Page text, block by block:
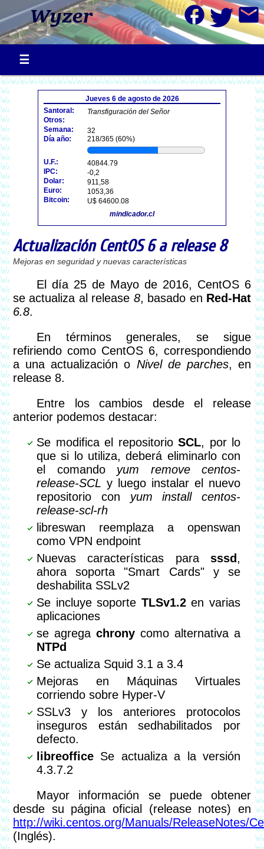
facebook mail
Jueves 6 de agosto de 2026
Santoral:
Transfiguración del Señor
Otros:
Semana:
32
Día año:
218/365 (60%)
U.F.:
40844.79
IPC:
-0,2
Dolar:
911,58
Euro:
1053,36
Bitcoin:
U$ 64600.08
mindicador.cl
Actualización CentOS 6 a release 8
Mejoras en seguridad y nuevas características
El día 25 de Mayo de 2016, CentOS 6
se actualiza al release 8, basado en Red-Hat
6.8.
En términos generales, se sigue
refiriendo como CentOS 6, correspondiendo
a una actualización o Nivel de parches, en
release 8.
Entre los cambios desde el release
anterior podemos destacar:
Se modifica el repositorio SCL, por lo
que si lo utiliza, deberá eliminarlo con
el comando yum remove centos-
release-SCL y luego instalar el nuevo
repositorio con yum install centos-
release-scl-rh
libreswan reemplaza a openswan
como VPN endpoint
Nuevas características para sssd,
ahora soporta "Smart Cards" y se
deshabilita SSLv2
Se incluye soporte TLSv1.2en varias
aplicaciones
se agrega chrony como alternativa a
NTPd
Se actualiza Squid 3.1 a 3.4
Mejoras en Máquinas Virtuales
corriendo sobre Hyper-V
SSLv3 y los anteriores protocolos
inseguros están sedhabilitados por
defecto.
libreoffice Se actualiza a la versión
4.3.7.2
Mayor información se puede obtener
desde su página oficial (release notes) en
http://wiki.centos.org/Manuals/ReleaseNotes/
(Inglés).